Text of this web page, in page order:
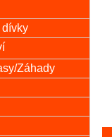
dívky
Záhady